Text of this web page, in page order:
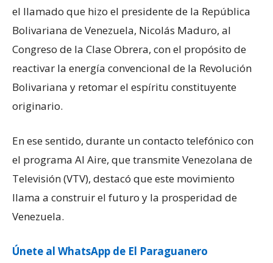
el llamado que hizo el presidente de la República
Bolivariana de Venezuela, Nicolás Maduro, al
Congreso de la Clase Obrera, con el propósito de
reactivar la energía convencional de la Revolución
Bolivariana y retomar el espíritu constituyente
originario.
En ese sentido, durante un contacto telefónico con
el programa Al Aire, que transmite Venezolana de
Televisión (VTV), destacó que este movimiento
llama a construir el futuro y la prosperidad de
Venezuela.
Únete al WhatsApp de El Paraguanero